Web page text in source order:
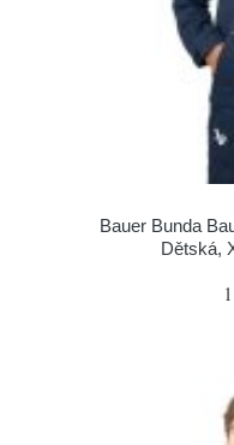
Bauer Bunda
Dětská,